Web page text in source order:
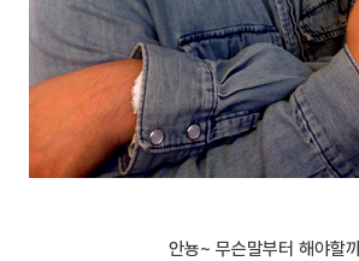
안뇽~ 무슨말부터 해야할